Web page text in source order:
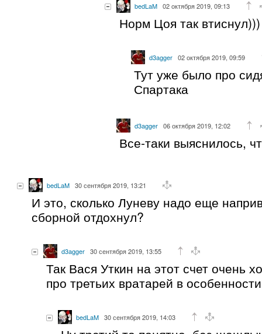
bedLaM 02 октября 2019, 09:13
Норм Цоя так втиснул)))
d3agger 02 октября 2019, 09:59
Тут уже было про
Спартака
d3agger 06 октября 2019, 12:02
Все-таки выяснилось,
bedLaM 30 сентября 2019, 13:21
И это, сколько Луневу надо еще
сборной отдохнул?
d3agger 30 сентября 2019, 13:55
Так Вася Уткин на этот счет очень
про третьих вратарей в
bedLaM 30 сентября 2019, 14:03